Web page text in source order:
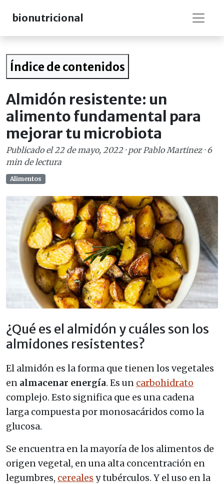
bionutricional
Índice de contenidos
Almidón resistente: un
alimento fundamental para
mejorar tu microbiota
Publicado el22 de mayo, 2022· porPablo Martinez·6
min de lectura
Alimentos
¿Qué es el almidón y cuáles son los
almidones resistentes?
El almidón es la forma que tienen los vegetales
en almacenar energía. Es un carbohidrato
complejo. Esto significa que es una cadena
larga compuesta por monosacáridos como la
glucosa.
Se encuentra en la mayoría de los alimentos de
origen vegetal, en una alta concentración en
legumbres, cereales y tubérculos. Y el uso en la